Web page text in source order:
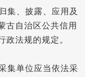
集、披露、应用及
古自治区公共信用
政法规的规定。
集单位应当依法采